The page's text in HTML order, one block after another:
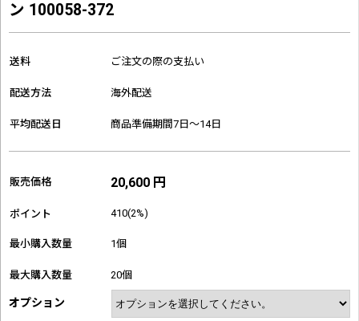
ン 100058-372
送料 ご注文の際の支払い
配送方法 海外配送
平均配送日 商品準備期間7日～14日
販売価格 20,600 円
ポイント 410(2%)
最小購入数量 1個
最大購入数量 20個
オプション